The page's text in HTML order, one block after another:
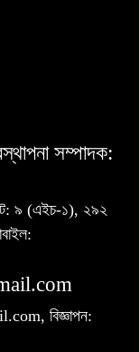
সম্পাদক:
স্যূট: ৯ (এইচ-১), ২৯২
বিজ্ঞাপন: